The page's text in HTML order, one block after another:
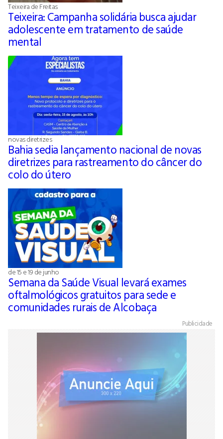
Teixeira de Freitas
Teixeira: Campanha solidária busca ajudar
adolescente em tratamento de saúde
mental
novas diretrizes
Bahia sedia lançamento nacional de novas
diretrizes para rastreamento do câncer do
colo do útero
de 15 e 19 de junho
Semana da Saúde Visual levará exames
oftalmológicos gratuitos para sede e
comunidades rurais de Alcobaça
Publicidade